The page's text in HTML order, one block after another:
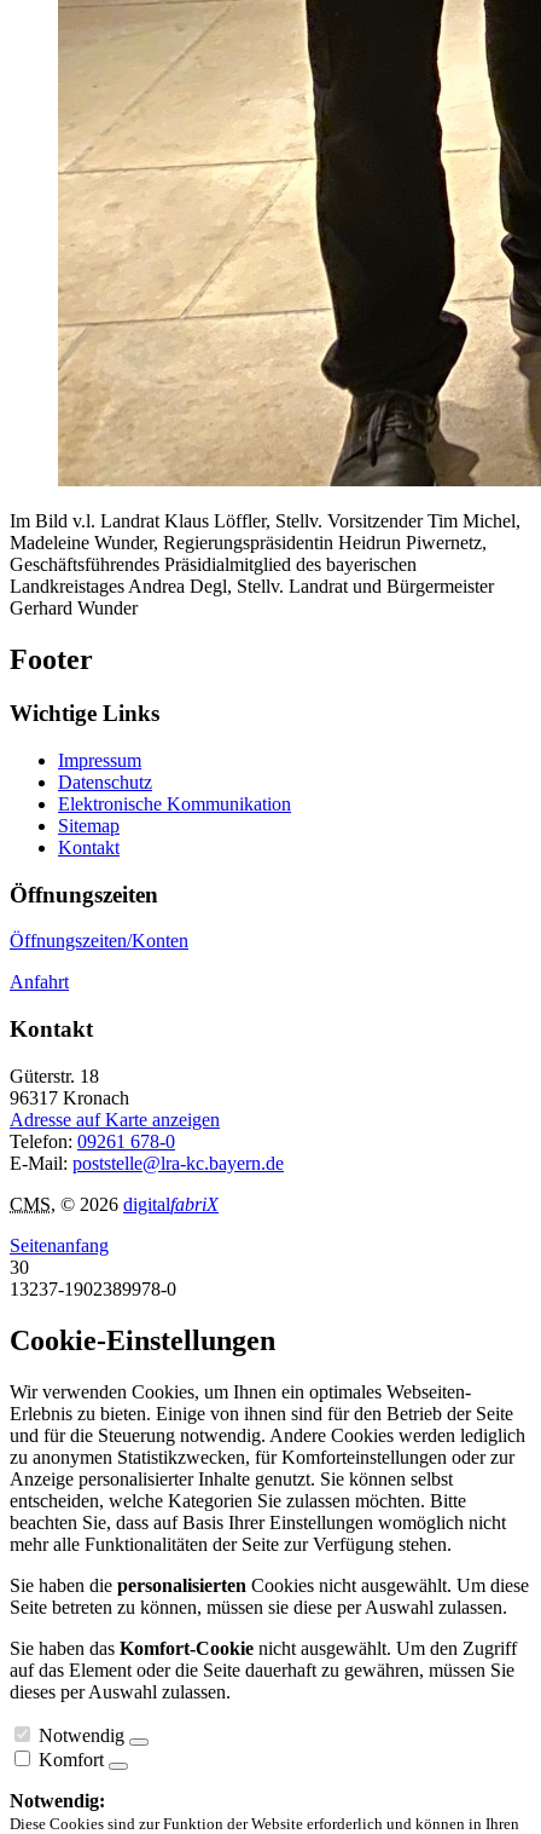
Im Bild v.l. Landrat Klaus Löffler, Stellv. Vorsitzender Tim Michel,
Madeleine Wunder, Regierungspräsidentin Heidrun Piwernetz,
Geschäftsführendes Präsidialmitglied des bayerischen
Landkreistages Andrea Degl, Stellv. Landrat und Bürgermeister
Gerhard Wunder
Footer
Wichtige Links
Impressum
Datenschutz
Elektronische Kommunikation
Sitemap
Kontakt
Öffnungszeiten
Öffnungszeiten/Konten
Anfahrt
Kontakt
Güterstr. 18
96317 Kronach
Adresse auf Karte anzeigen
Telefon: 09261 678-0
E-Mail: poststelle@lra-kc.bayern.de
CMS, © 2026 digitalfabriX
Seitenanfang
30
13237-1902389978-0
Cookie-Einstellungen
Wir verwenden Cookies, um Ihnen ein optimales Webseiten-
Erlebnis zu bieten. Einige von ihnen sind für den Betrieb der Seite
und für die Steuerung notwendig. Andere Cookies werden lediglich
zu anonymen Statistikzwecken, für Komforteinstellungen oder zur
Anzeige personalisierter Inhalte genutzt. Sie können selbst
entscheiden, welche Kategorien Sie zulassen möchten. Bitte
beachten Sie, dass auf Basis Ihrer Einstellungen womöglich nicht
mehr alle Funktionalitäten der Seite zur Verfügung stehen.
Sie haben die personalisierten Cookies nicht ausgewählt. Um diese
Seite betreten zu können, müssen sie diese per Auswahl zulassen.
Sie haben das Komfort-Cookie nicht ausgewählt. Um den Zugriff
auf das Element oder die Seite dauerhaft zu gewähren, müssen Sie
dieses per Auswahl zulassen.
Notwendig
Komfort
Notwendig:
Diese Cookies sind zur Funktion der Website erforderlich und können in Ihren